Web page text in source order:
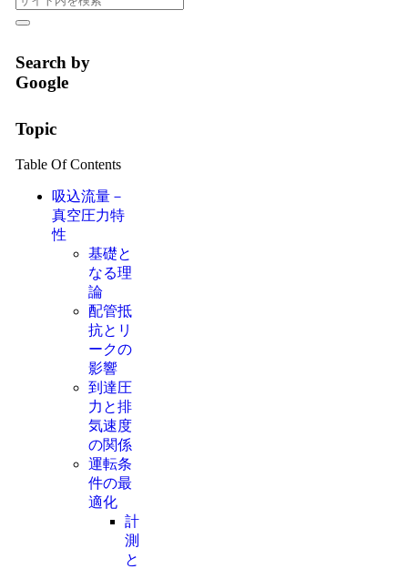
Search by
Google
Topic
Table Of Contents
吸込流量－
真空圧力特
性
基礎と
なる理
論
配管抵
抗とリ
ークの
影響
到達圧
力と排
気速度
の関係
運転条
件の最
適化
計
測
と